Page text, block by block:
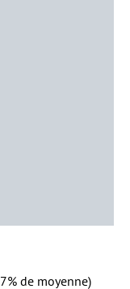
de moyenne)